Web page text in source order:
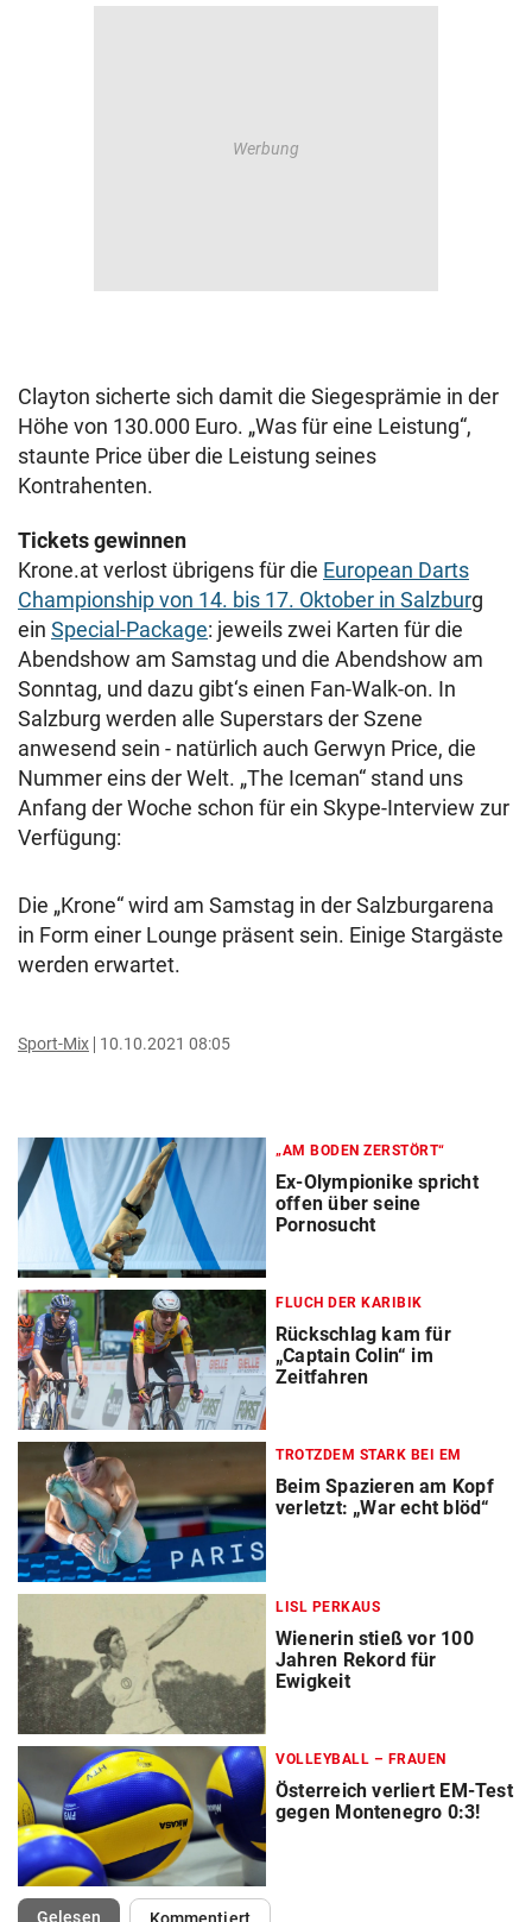
Clayton sicherte sich damit die Siegesprämie in der
Höhe von 130.000 Euro. „Was für eine Leistung“,
staunte Price über die Leistung seines
Kontrahenten.
Tickets gewinnen
Krone.at verlost übrigens für die European Darts
Championship von 14. bis 17. Oktober in Salzburg
ein Special-Package: jeweils zwei Karten für die
Abendshow am Samstag und die Abendshow am
Sonntag, und dazu gibt‘s einen Fan-Walk-on. In
Salzburg werden alle Superstars der Szene
anwesend sein - natürlich auch Gerwyn Price, die
Nummer eins der Welt. „The Iceman“ stand uns
Anfang der Woche schon für ein Skype-Interview zur
Verfügung:
Die „Krone“ wird am Samstag in der Salzburgarena
in Form einer Lounge präsent sein. Einige Stargäste
werden erwartet.
Sport-Mix 10.10.2021 08:05
„AM BODEN ZERSTÖRT“
Ex-Olympionike spricht
offen über seine
Pornosucht
FLUCH DER KARIBIK
Rückschlag kam für
„Captain Colin“ im
Zeitfahren
TROTZDEM STARK BEI EM
Beim Spazieren am Kopf
verletzt: „War echt blöd“
LISL PERKAUS
Wienerin stieß vor 100
Jahren Rekord für
Ewigkeit
VOLLEYBALL – FRAUEN
Österreich verliert EM-Test
gegen Montenegro 0:3!
Gelesen(ausgewählt)